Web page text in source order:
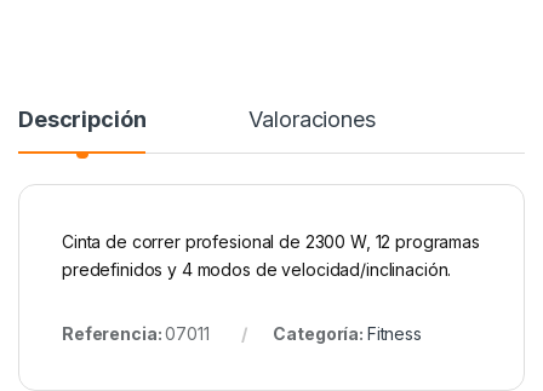
Descripción Valoraciones
Cinta de correr profesional de 2300 W, 12 programas
predefinidos y 4 modos de velocidad/inclinación.
Referencia:07011 Categoría: Fitness